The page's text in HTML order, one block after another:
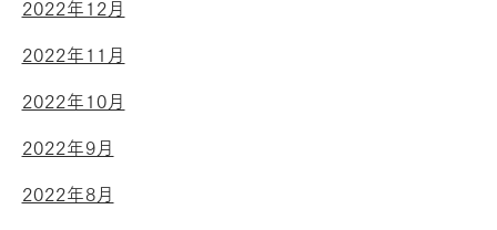
2022年12月
2022年11月
2022年10月
2022年9月
2022年8月